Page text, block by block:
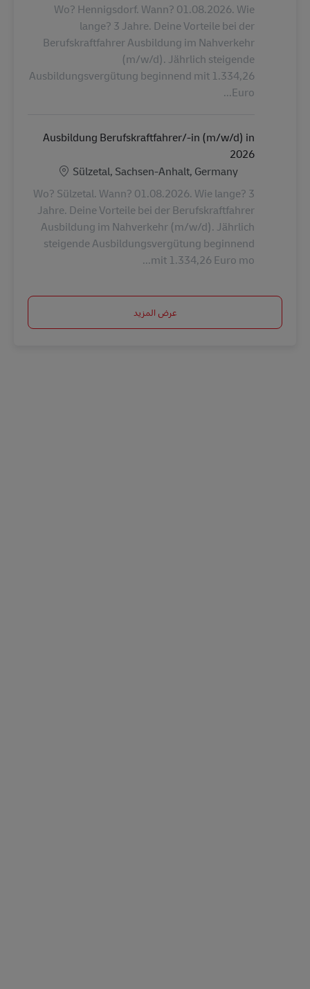
Wo? Hennigsdorf. Wann? 01.08.2026. Wie
lange? 3 Jahre. Deine Vorteile bei der
Berufskraftfahrer Ausbildung im Nahverkehr
(m/w/d). Jährlich steigende
Ausbildungsvergütung beginnend mit 1.334,26
Euro...
Ausbildung Berufskraftfahrer/-in (m/w/d) in
2026
الموقع
Sülzetal, Sachsen-Anhalt, Germany
Wo? Sülzetal. Wann? 01.08.2026. Wie lange? 3
Jahre. Deine Vorteile bei der Berufskraftfahrer
Ausbildung im Nahverkehr (m/w/d). Jährlich
steigende Ausbildungsvergütung beginnend
mit 1.334,26 Euro mo...
عرض المزيد